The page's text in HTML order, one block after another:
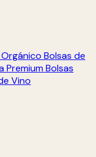
Bolsas de
Premium Bolsas
Vino